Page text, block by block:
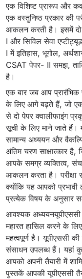
एक विशिष्ट प्रारूप और
एक वस्तुनिष्ठ प्रकार की
आकलन करती है। इसमें दो
I और सिविल सेवा
I में इतिहास, भूगोल,
CSAT पेपर- II समझ,
है।
एक बार जब आप प्रारंभिक
के लिए आगे बढ़ते हैं, जो एक
से दो पेपर क्वालीफाइंग
सूची के लिए माने जाते हैं।
सामान्य अध्ययन और
अंतिम चरण साक्षात्कार है,
आपके समग्र व्यक्तित्व,
आकलन करता है। परीक्षा
क्योंकि यह आपको
प्रत्येक विषय के अनुसार
आवश्यक अध्ययनयूपीएससी
महारत हासिल करने के
महत्वपूर्ण है। यूपीएससी
संसाधन उपलब्ध हैं। यहां
आपको अपनी तैयारी में
पुस्तकें आपकी यूपीएससी